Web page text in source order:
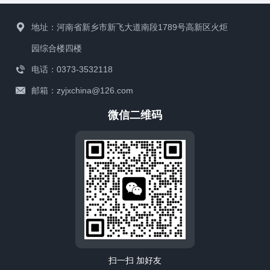
地址：河南省新乡市新飞大道南段1789号高新区火炬
园综合楼四楼
电话：0373-3532118
邮箱：zyjxchina@126.com
微信二维码
扫一扫 加好友